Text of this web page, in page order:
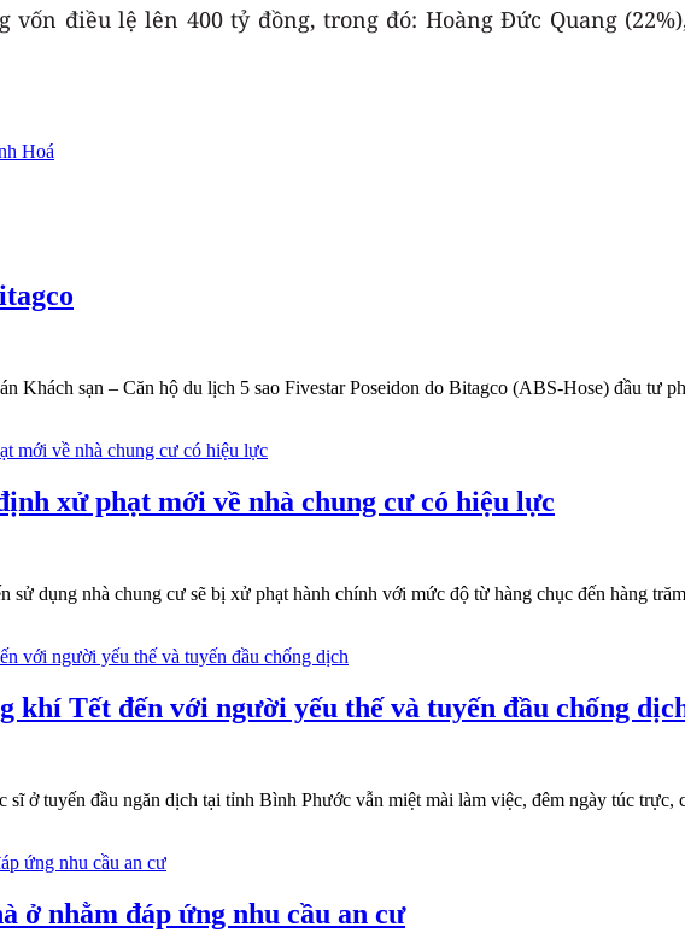
điều lệ lên 400 tỷ đồng, trong đó: Hoàng Đức Quang
Hoá
Khách sạn – Căn hộ du lịch 5 sao Fivestar Poseidon do Bitagco (ABS-Hose) đầu
xử phạt mới về nhà chung cư có hiệu lực
sử dụng nhà chung cư sẽ bị xử phạt hành chính với mức độ từ hàng chục đến hàng
khí Tết đến với người yếu thế và tuyến đầu chống
ở tuyến đầu ngăn dịch tại tỉnh Bình Phước vẫn miệt mài làm việc, đêm ngày túc
ở nhằm đáp ứng nhu cầu an cư